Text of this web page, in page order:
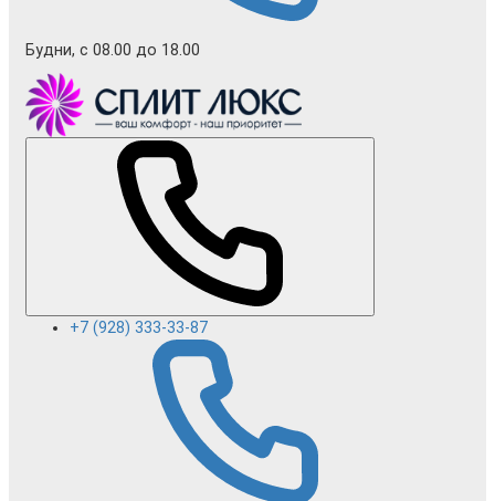
Будни, с 08.00 до 18.00
+7 (928) 333-33-87